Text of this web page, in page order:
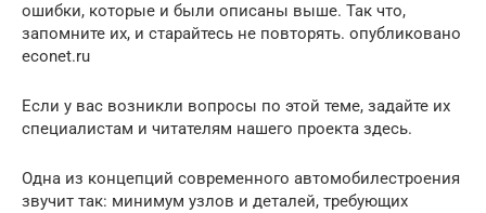
ошибки, которые и были описаны выше. Так что,
запомните их, и старайтесь не повторять. опубликовано
econet.ru
Если у вас возникли вопросы по этой теме, задайте их
специалистам и читателям нашего проекта здесь.
Одна из концепций современного автомобилестроения
звучит так: минимум узлов и деталей, требующих